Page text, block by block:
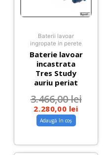
Baterii lavoar
ingropate in perete
Baterie lavoar
incastrata
Tres Study
auriu periat
3.466,00lei
2.280,00 lei
Adaugă în coș